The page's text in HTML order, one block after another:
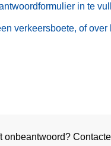
in te
verkeersboete, of
onbeantwoord?